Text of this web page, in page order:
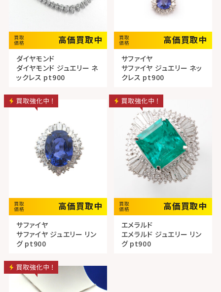
高価買取中
ダイヤモンド
ダイヤモンド ジュエリー ネ
ックレス pt900
高価買取中
サファイヤ
サファイヤ ジュエリー ネッ
クレス pt900
高価買取中
サファイヤ
サファイヤ ジュエリー リン
グ pt900
高価買取中
エメラルド
エメラルド ジュエリー リン
グ pt900